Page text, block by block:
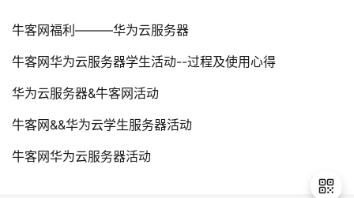
牛客网福利———华为云服务器
牛客网华为云服务器学生活动--过程及使用心得
华为云服务器&牛客网活动
牛客网&&华为云学生服务器活动
牛客网华为云服务器活动